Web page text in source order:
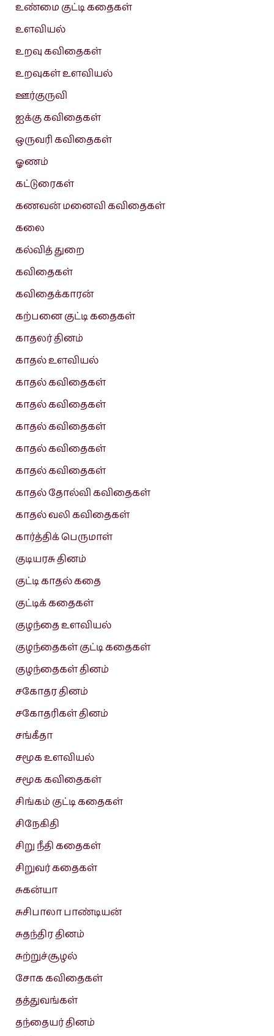
உண்மை குட்டி கதைகள்
உளவியல்
உறவு கவிதைகள்
உறவுகள் உளவியல்
ஊர்குருவி
ஐக்கு கவிதைகள்
ஒருவரி கவிதைகள்
ஓணம்
கட்டுரைகள்
கணவன் மனைவி கவிதைகள்
கலை
கல்வித் துறை
கவிதைகள்
கவிதைக்காரன்
கற்பனை குட்டி கதைகள்
காதலர் தினம்
காதல் உளவியல்
காதல் கவிதைகள்
காதல் கவிதைகள்
காதல் கவிதைகள்
காதல் கவிதைகள்
காதல் கவிதைகள்
காதல் தோல்வி கவிதைகள்
காதல் வலி கவிதைகள்
கார்த்திக் பெருமாள்
குடியரசு தினம்
குட்டி காதல் கதை
குட்டிக் கதைகள்
குழந்தை உளவியல்
குழந்தைகள் குட்டி கதைகள்
குழந்தைகள் தினம்
சகோதர தினம்
சகோதரிகள் தினம்
சங்கீதா
சமூக உளவியல்
சமூக கவிதைகள்
சிங்கம் குட்டி கதைகள்
சிநேகிதி
சிறு நீதி கதைகள்
சிறுவர் கதைகள்
சுகன்யா
சுசிபாலா பாண்டியன்
சுதந்திர தினம்
சுற்றுச்சூழல்
சோக கவிதைகள்
தத்துவங்கள்
தந்தையர் தினம்